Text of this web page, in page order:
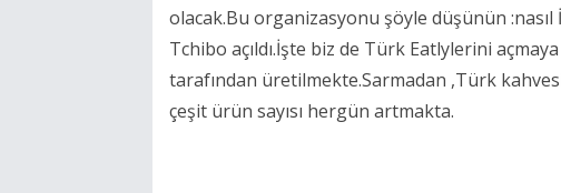
olacak.Bu organizasyonu şöyle düşünün
Tchibo açıldı.İşte biz de Türk Eatlylerini
tarafından üretilmekte.Sarmadan ,Türk
çeşit ürün sayısı hergün artmakta.